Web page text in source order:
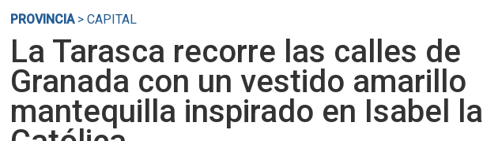
PROVINCIA> CAPITAL
La Tarasca recorre las calles de
Granada con un vestido amarillo
mantequilla inspirado en Isabel la